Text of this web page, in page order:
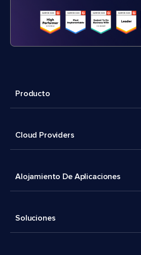
Producto
Cloud Providers
Alojamiento De Aplicaciones
Soluciones